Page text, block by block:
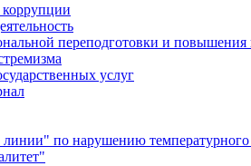
переподготовки и
услуг
линии" по нарушению